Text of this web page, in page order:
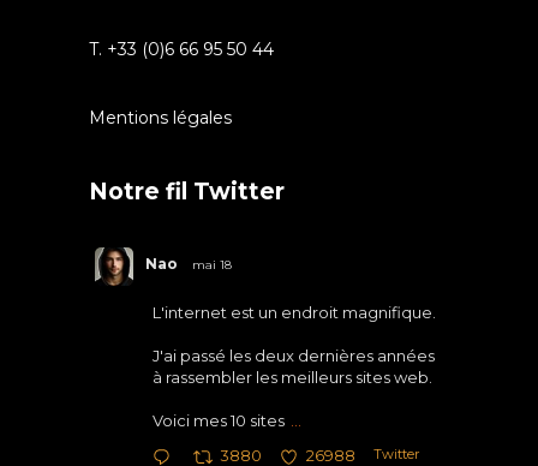
T. +33 (0)6 66 95 50 44
Mentions légales
Notre fil Twitter
Nao mai 18
L'internet est un endroit magnifique.
J'ai passé les deux dernières années
à rassembler les meilleurs sites web.
Voici mes 10 sites
3880 26988 Twitter